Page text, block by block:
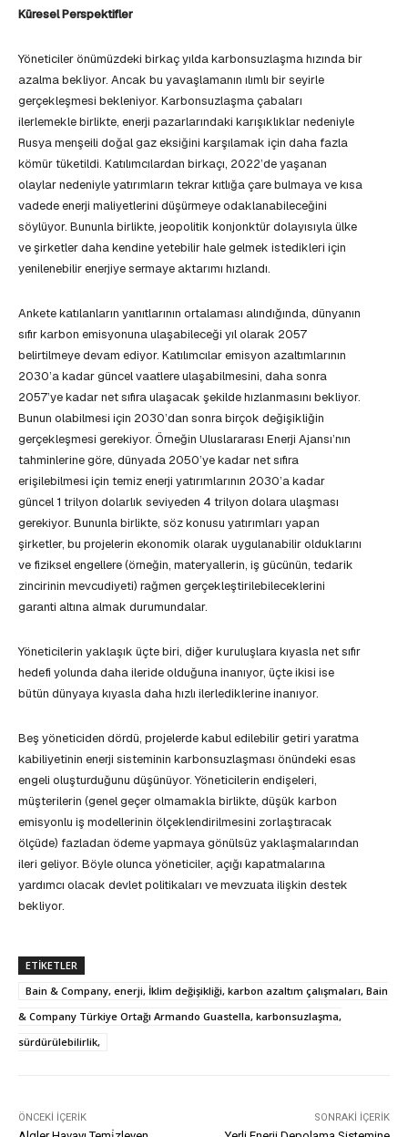
Küresel Perspektifler
Yöneticiler önümüzdeki birkaç yılda karbonsuzlaşma hızında bir
azalma bekliyor. Ancak bu yavaşlamanın ılımlı bir seyirle
gerçekleşmesi bekleniyor. Karbonsuzlaşma çabaları
ilerlemekle birlikte, enerji pazarlarındaki karışıklıklar nedeniyle
Rusya menşeili doğal gaz eksiğini karşılamak için daha fazla
kömür tüketildi. Katılımcılardan birkaçı, 2022’de yaşanan
olaylar nedeniyle yatırımların tekrar kıtlığa çare bulmaya ve kısa
vadede enerji maliyetlerini düşürmeye odaklanabileceğini
söylüyor. Bununla birlikte, jeopolitik konjonktür dolayısıyla ülke
ve şirketler daha kendine yetebilir hale gelmek istedikleri için
yenilenebilir enerjiye sermaye aktarımı hızlandı.
Ankete katılanların yanıtlarının ortalaması alındığında, dünyanın
sıfır karbon emisyonuna ulaşabileceği yıl olarak 2057
belirtilmeye devam ediyor. Katılımcılar emisyon azaltımlarının
2030’a kadar güncel vaatlere ulaşabilmesini, daha sonra
2057’ye kadar net sıfıra ulaşacak şekilde hızlanmasını bekliyor.
Bunun olabilmesi için 2030’dan sonra birçok değişikliğin
gerçekleşmesi gerekiyor. Örneğin Uluslararası Enerji Ajansı’nın
tahminlerine göre, dünyada 2050’ye kadar net sıfıra
erişilebilmesi için temiz enerji yatırımlarının 2030’a kadar
güncel 1 trilyon dolarlık seviyeden 4 trilyon dolara ulaşması
gerekiyor. Bununla birlikte, söz konusu yatırımları yapan
şirketler, bu projelerin ekonomik olarak uygulanabilir olduklarını
ve fiziksel engellere (örneğin, materyallerin, iş gücünün, tedarik
zincirinin mevcudiyeti) rağmen gerçekleştirilebileceklerini
garanti altına almak durumundalar.
Yöneticilerin yaklaşık üçte biri, diğer kuruluşlara kıyasla net sıfır
hedefi yolunda daha ileride olduğuna inanıyor, üçte ikisi ise
bütün dünyaya kıyasla daha hızlı ilerlediklerine inanıyor.
Beş yöneticiden dördü, projelerde kabul edilebilir getiri yaratma
kabiliyetinin enerji sisteminin karbonsuzlaşması önündeki esas
engeli oluşturduğunu düşünüyor. Yöneticilerin endişeleri,
müşterilerin (genel geçer olmamakla birlikte, düşük karbon
emisyonlu iş modellerinin ölçeklendirilmesini zorlaştıracak
ölçüde) fazladan ödeme yapmaya gönülsüz yaklaşmalarından
ileri geliyor. Böyle olunca yöneticiler, açığı kapatmalarına
yardımcı olacak devlet politikaları ve mevzuata ilişkin destek
bekliyor.
ETIKETLER
Bain & Company, enerji, İklim değişikliği, karbon azaltım çalışmaları, Bain
& Company Türkiye Ortağı Armando Guastella, karbonsuzlaşma,
sürdürülebilirlik,
ÖNCEKI İÇERIK SONRAKI İÇERIK